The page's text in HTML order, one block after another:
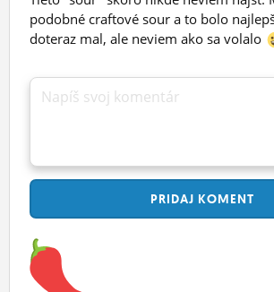
podobné craftové sour a to bolo
doteraz mal, ale neviem ako sa volalo
Napíš svoj komentár
PRIDAJ KOMENT